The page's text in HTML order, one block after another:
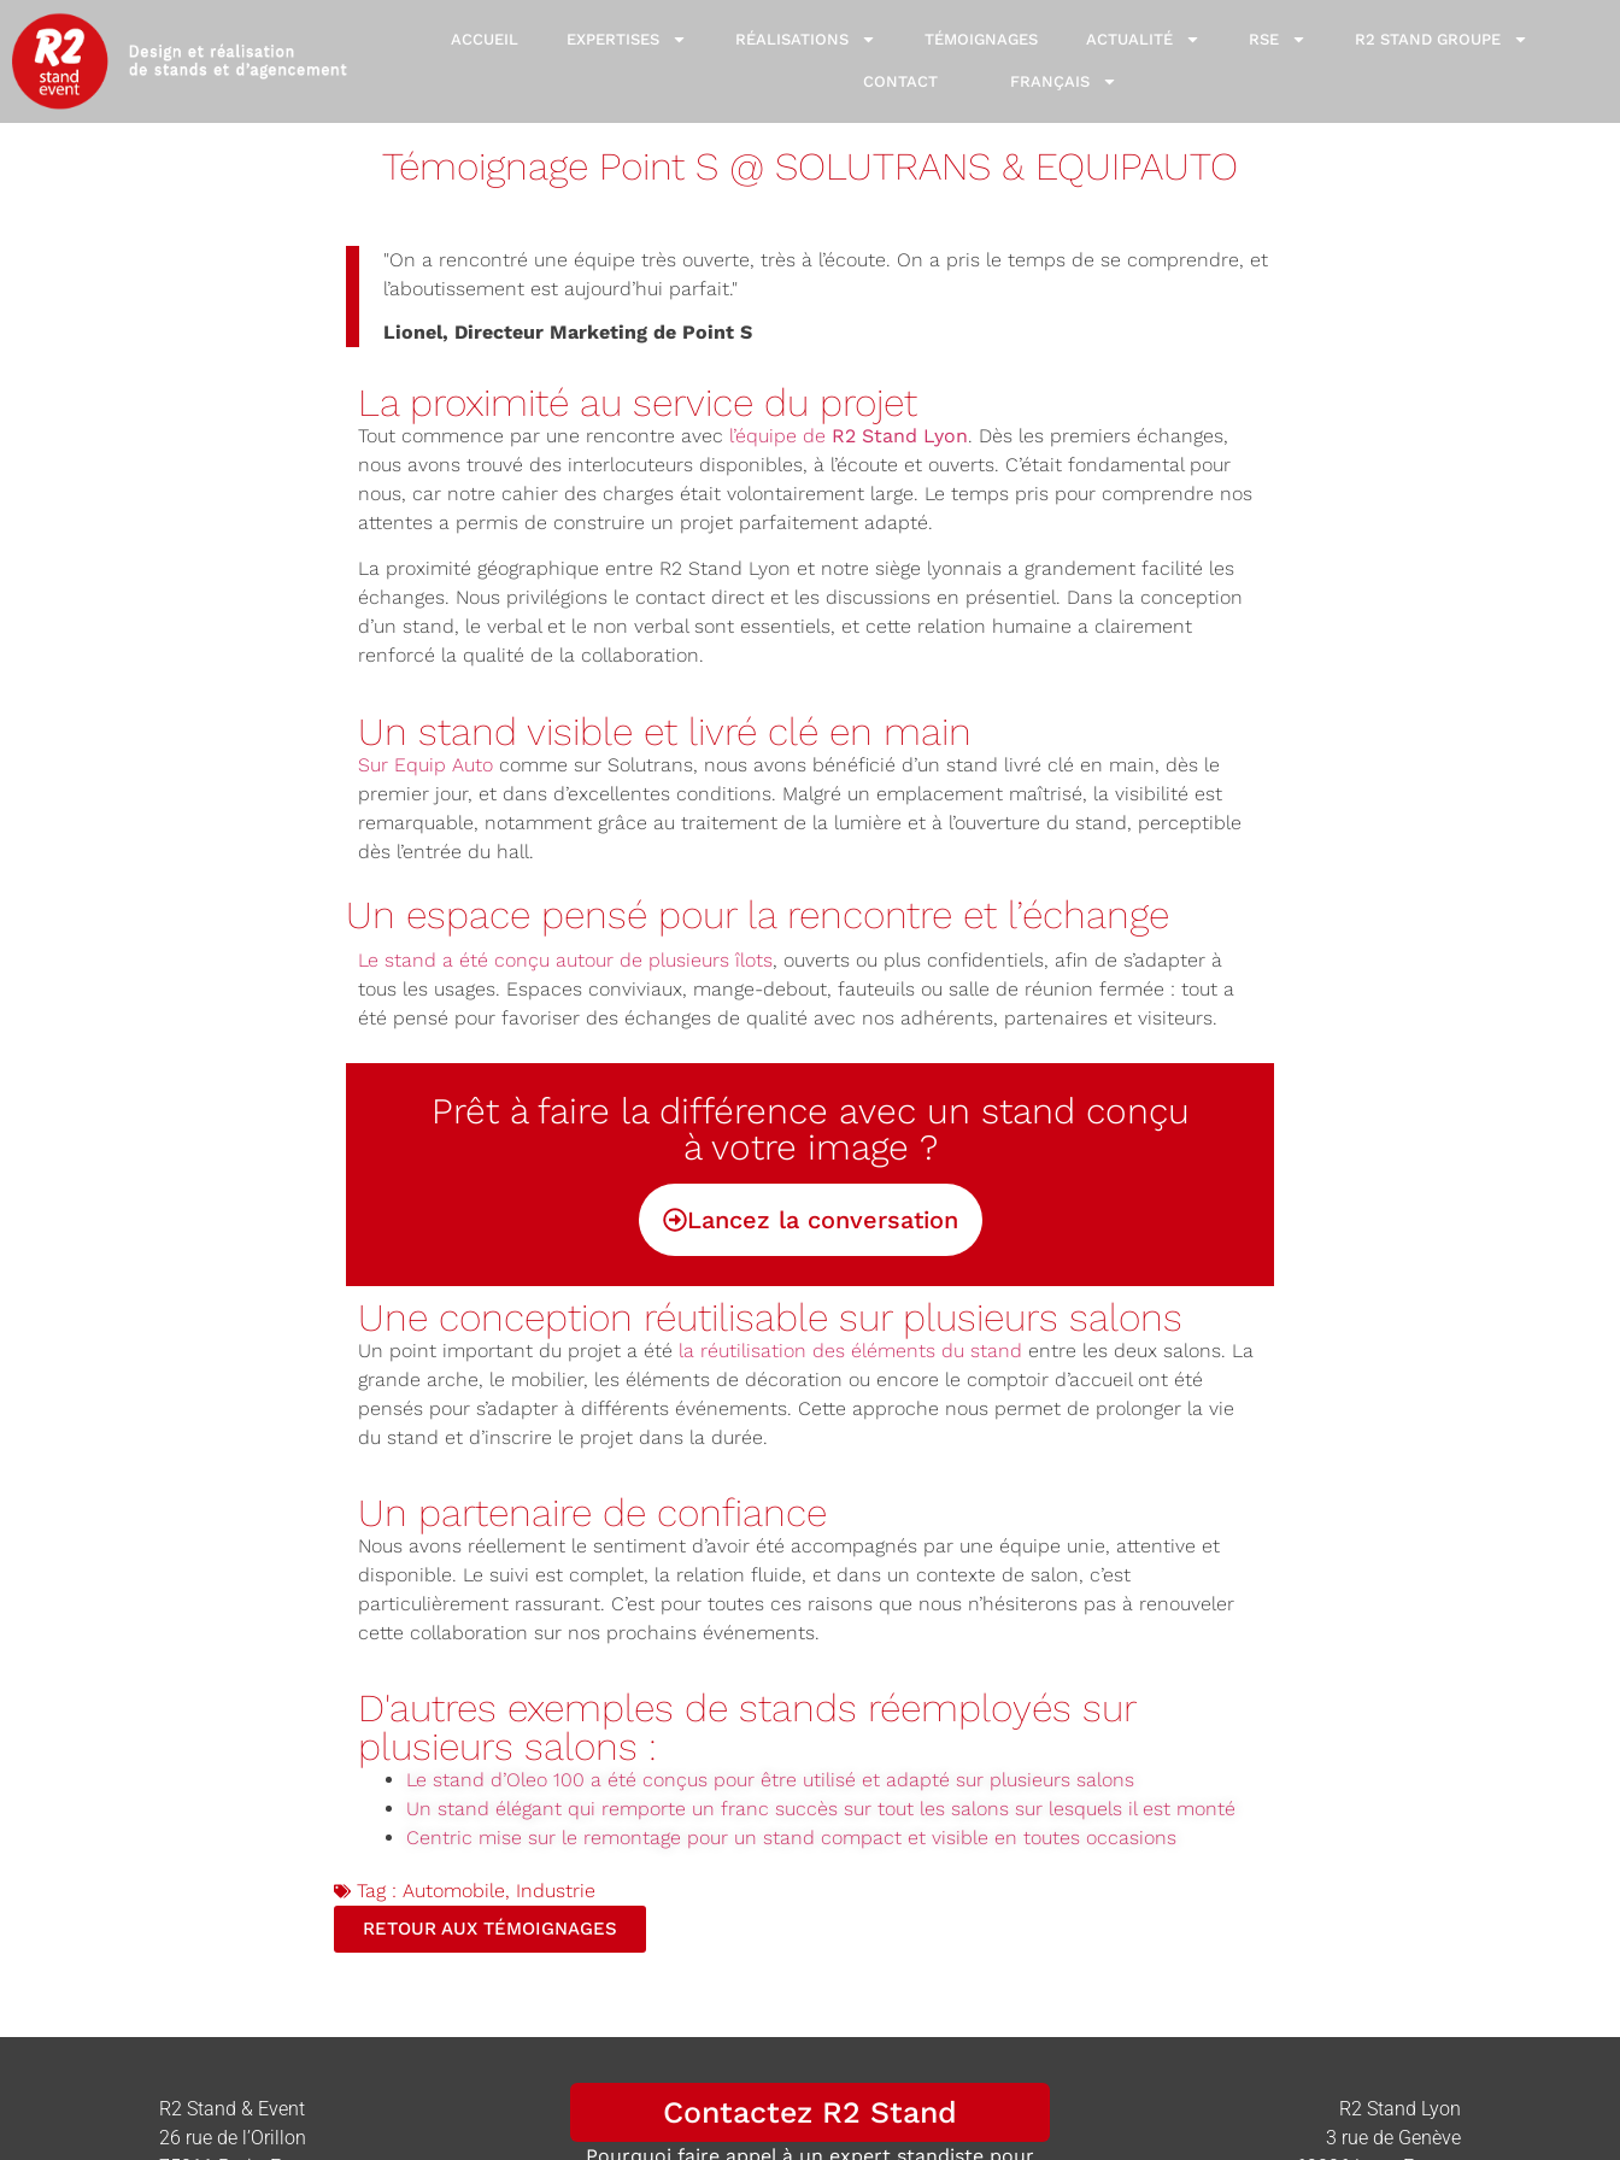
ACCUEIL EXPERTISES RÉALISATIONS TÉMOIGNAGES ACTUALITÉ RSE R2 STAND GROUPE
CONTACT FRANÇAIS
Témoignage Point S @ SOLUTRANS & EQUIPAUTO
"On a rencontré une équipe très ouverte, très à l’écoute. On a pris le temps de se comprendre, et
l’aboutissement est aujourd’hui parfait."
Lionel, Directeur Marketing de Point S
La proximité au service du projet
Tout commence par une rencontre avec l’équipe de R2 Stand Lyon. Dès les premiers échanges,
nous avons trouvé des interlocuteurs disponibles, à l’écoute et ouverts. C’était fondamental pour
nous, car notre cahier des charges était volontairement large. Le temps pris pour comprendre nos
attentes a permis de construire un projet parfaitement adapté.
La proximité géographique entre R2 Stand Lyon et notre siège lyonnais a grandement facilité les
échanges. Nous privilégions le contact direct et les discussions en présentiel. Dans la conception
d’un stand, le verbal et le non verbal sont essentiels, et cette relation humaine a clairement
renforcé la qualité de la collaboration.
Un stand visible et livré clé en main
Sur Equip Auto comme sur Solutrans, nous avons bénéficié d’un stand livré clé en main, dès le
premier jour, et dans d’excellentes conditions. Malgré un emplacement maîtrisé, la visibilité est
remarquable, notamment grâce au traitement de la lumière et à l’ouverture du stand, perceptible
dès l’entrée du hall.
Un espace pensé pour la rencontre et l’échange
Le stand a été conçu autour de plusieurs îlots, ouverts ou plus confidentiels, afin de s’adapter à
tous les usages. Espaces conviviaux, mange-debout, fauteuils ou salle de réunion fermée : tout a
été pensé pour favoriser des échanges de qualité avec nos adhérents, partenaires et visiteurs.
Prêt à faire la différence avec un stand conçu
à votre image ?
Lancez la conversation
Une conception réutilisable sur plusieurs salons
Un point important du projet a été la réutilisation des éléments du stand entre les deux salons. La
grande arche, le mobilier, les éléments de décoration ou encore le comptoir d’accueil ont été
pensés pour s’adapter à différents événements. Cette approche nous permet de prolonger la vie
du stand et d’inscrire le projet dans la durée.
Un partenaire de confiance
Nous avons réellement le sentiment d’avoir été accompagnés par une équipe unie, attentive et
disponible. Le suivi est complet, la relation fluide, et dans un contexte de salon, c’est
particulièrement rassurant. C’est pour toutes ces raisons que nous n’hésiterons pas à renouveler
cette collaboration sur nos prochains événements.
D'autres exemples de stands réemployés sur
plusieurs salons :
Le stand d’Oleo 100 a été conçus pour être utilisé et adapté sur plusieurs salons
Un stand élégant qui remporte un franc succès sur tout les salons sur lesquels il est monté
Centric mise sur le remontage pour un stand compact et visible en toutes occasions
Tag : Automobile, Industrie
RETOUR AUX TÉMOIGNAGES
R2 Stand & Event
26 rue de l’Orillon
Contactez R2 Stand
R2 Stand Lyon
3 rue de Genève